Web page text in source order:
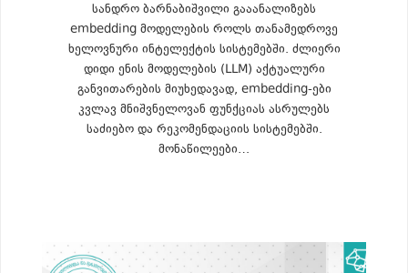
სანდრო ბარნაბიშვილი გააანალიზებს
embedding მოდელების როლს თანამედროვე
ხელოვნური ინტელექტის სისტემებში. ძლიერი
დიდი ენის მოდელების (LLM) აქტუალური
განვითარების მიუხედავად, embedding-ები
კვლავ მნიშვნელოვან ფუნქციას ასრულებს
საძიებო და რეკომენდაციის სისტემებში.
მონაწილეები…